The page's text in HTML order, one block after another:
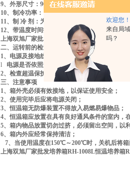
欢迎您！
来自局
吗？
9、 外形尺寸：900x700x1600mm
10、 制冷功率：1000W
11、 制 冷 剂：为R134a环保无氟制冷剂
12、 带温度时间打印功能(培养箱制冷时指箱体
上海双旭厂家批发培养箱RH-1008L恒温培养箱
二、 运转前的检查
1、 电源及接地线的确认
l 电源是否依照规格妥善连接，并确实接地。
2、 检查超温保护开关是否设定正确。
三、 注意事项
1、箱外壳必须有效接地，以保证使用安全；
2、使用完毕后应将电源关闭；
3、恒温箱无防爆装置不得放入易燃易爆物品；
4、恒温箱应放置在具有良好通风条件的室内，
5、箱内物品放置切勿过挤，必须留出空间，以
6、箱内外应经常保持清洁；
7、当使用温度在150℃～200℃时，关机后将箱
上海双旭厂家批发培养箱RH-1008L恒温培养箱